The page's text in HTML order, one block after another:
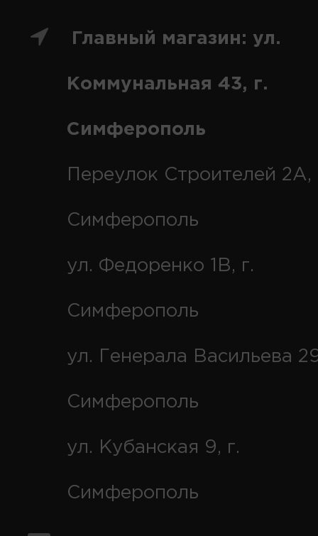
Главный магазин: ул.
Коммунальная 43, г.
Симферополь
Переулок Строителей 2А,
Симферополь
ул. Федоренко 1В, г.
Симферополь
ул. Генерала Васильева
Симферополь
ул. Кубанская 9, г.
Симферополь